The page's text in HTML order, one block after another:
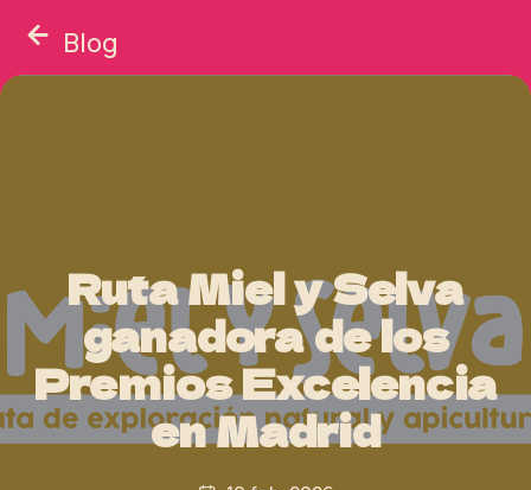
Blog
Ruta Miel y Selva
ganadora de los
Premios Excelencia
en Madrid